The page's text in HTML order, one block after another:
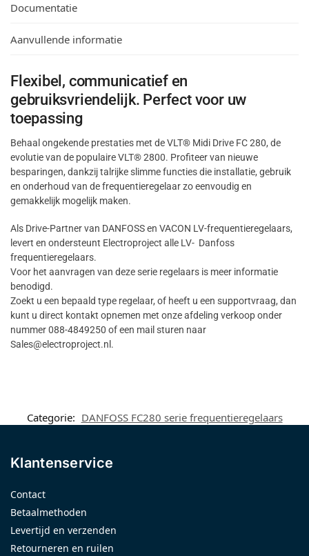
Documentatie
Aanvullende informatie
Flexibel, communicatief en
gebruiksvriendelijk. Perfect voor uw
toepassing
Behaal ongekende prestaties met de VLT® Midi Drive FC 280, de
evolutie van de populaire VLT® 2800. Profiteer van nieuwe
besparingen, dankzij talrijke slimme functies die installatie, gebruik
en onderhoud van de frequentieregelaar zo eenvoudig en
gemakkelijk mogelijk maken.
Als Drive-Partner van DANFOSS en VACON LV-frequentieregelaars,
levert en ondersteunt Electroproject alle LV- Danfoss
frequentieregelaars.
Voor het aanvragen van deze serie regelaars is meer informatie
benodigd.
Zoekt u een bepaald type regelaar, of heeft u een supportvraag, dan
kunt u direct kontakt opnemen met onze afdeling verkoop onder
nummer 088-4849250 of een mail sturen naar
Sales@electroproject.nl.
Categorie: DANFOSS FC280 serie frequentieregelaars
Klantenservice
Contact
Betaalmethoden
Levertijd en verzenden
Retourneren en ruilen